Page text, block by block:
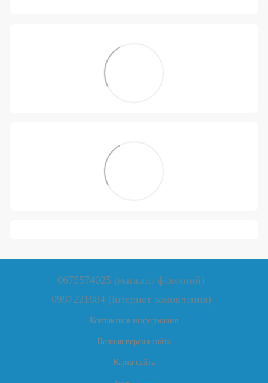
0675574025 (магазин фізичний)
0987221884 (інтернет замовлення)
Контактная информация
Полная версия сайта
Карта сайта